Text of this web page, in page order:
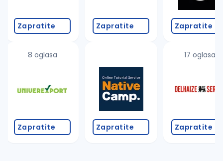
promenite odabrane filtere pretrage
Zapratite
8 oglasa
Zapratite
Zapratite
Zapratite
Zapratite
17 oglasa
Zapratite